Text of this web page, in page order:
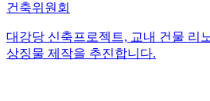
건축위원회
대강당 신축프로젝트, 교내 건물 리
상징물 제작을 추진합니다.